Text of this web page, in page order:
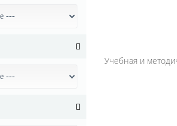
Издательство
Учебная и